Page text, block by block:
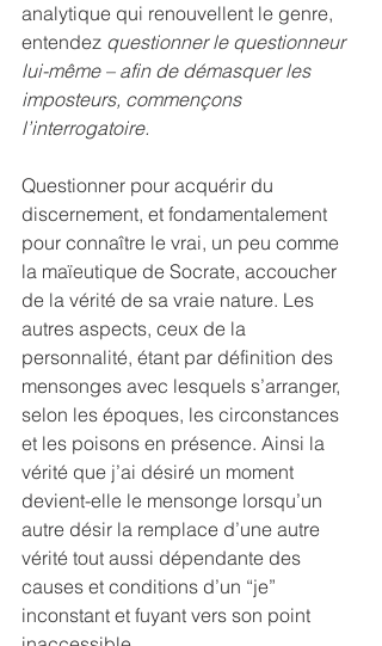
analytique qui renouvellent le genre,
entendez questionner le questionneur
lui-même – afin de démasquer les
imposteurs, commençons
l’interrogatoire.
Questionner pour acquérir du
discernement, et fondamentalement
pour connaître le vrai, un peu comme
la maïeutique de Socrate, accoucher
de la vérité de sa vraie nature. Les
autres aspects, ceux de la
personnalité, étant par définition des
mensonges avec lesquels s’arranger,
selon les époques, les circonstances
et les poisons en présence. Ainsi la
vérité que j’ai désiré un moment
devient-elle le mensonge lorsqu’un
autre désir la remplace d’une autre
vérité tout aussi dépendante des
causes et conditions d’un “je”
inconstant et fuyant vers son point